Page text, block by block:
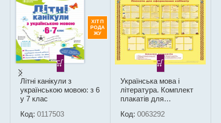
ХІТ П
РОДА
ЖУ
Літні канікули з
українською мовою: з 6
у 7 клас
Код: 0117503
Українська мова і
література. Комплект
плакатів для
Код: 0063292